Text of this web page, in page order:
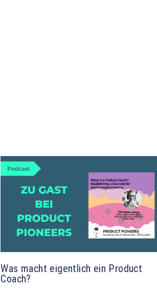
Was macht eigentlich ein Product
Coach?